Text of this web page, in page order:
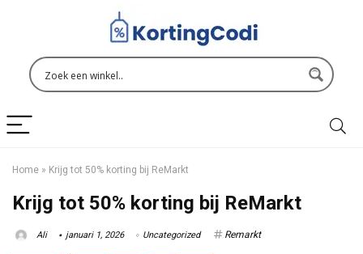
Home » Krijg tot 50% korting bij ReMarkt
Krijg tot 50% korting bij ReMarkt
Ali januari 1, 2026 Uncategorized Remarkt